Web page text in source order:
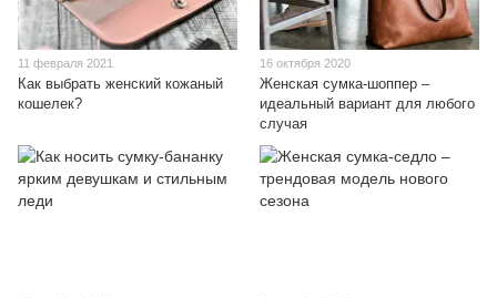
11 февраля 2021
Как выбрать женский кожаный
кошелек?
16 октября 2020
Женская сумка-шоппер –
идеальный вариант для любого
случая